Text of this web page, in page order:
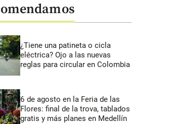
¿Tiene una patineta o cicla
eléctrica? Ojo a las nuevas
reglas para circular en Colombia
6 de agosto en la Feria de las
Flores: final de la trova, tablados
gratis y más planes en Medellín